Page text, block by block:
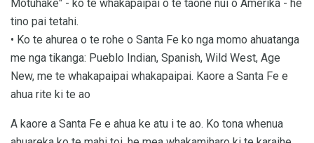
Motuhake" - ko te whakapaipai o te taone nui o Amerika - he
tino pai tetahi.
• Ko te ahurea o te rohe o Santa Fe ko nga momo ahuatanga
me nga tikanga: Pueblo Indian, Spanish, Wild West, Age
New, me te whakapaipai whakapaipai. Kaore a Santa Fe e
ahua rite ki te ao
A kaore a Santa Fe e ahua ke atu i te ao. Ko tona whenua